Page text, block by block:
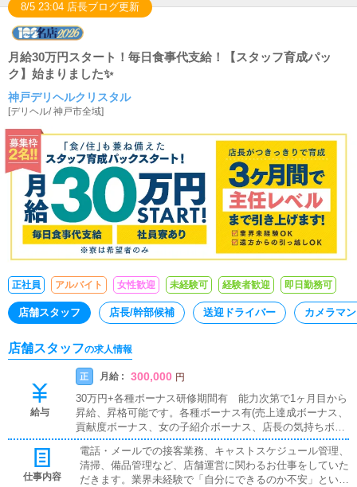
8/5 23:04 店長ブログ更新
月給30万円スタート！毎日食事代支給！【スタッフ育成パッ
ク】始まりました✨
神戸デリヘルクリスタル
[デリヘル/神戸市全域]
正社員 アルバイト 女性歓迎 未経験可 経験者歓迎 即日勤務可
店舗スタッフ 店長/幹部候補 送迎ドライバー カメラマ
店舗スタッフの求人情報
給与
正 月給 : 300,000 円
30万円+各種ボーナス研修期間有 能力次第で1ヶ月目から
昇給、昇格可能です。各種ボーナス有(売上達成ボーナス、
貢献度ボーナス、女の子紹介ボーナス、店長の気持ちボー
ナス)あり。食事、寮、日払いもありますので生活の心配は
ありません。アルバイトでのご応募も可能です。
仕事内容
電話・メールでの接客業務、キャストスケジュール管理、
清掃、備品管理など、店舗運営に関わるお仕事をしていた
だきます。業界未経験で「自分にできるのか不安」という